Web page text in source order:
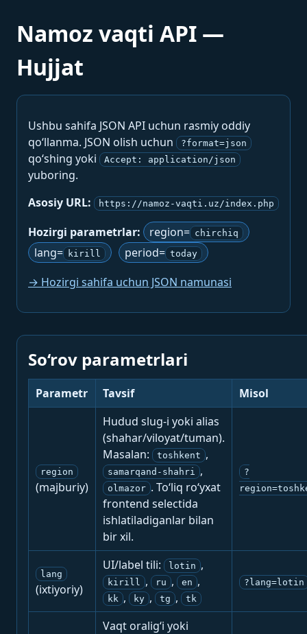
Namoz vaqti API —
Hujjat
Ushbu sahifa JSON API uchun rasmiy oddiy
qo‘llanma. JSON olish uchun
?format=json
qo‘shing yoki Accept: application/json
yuboring.
Asosiy URL:
https://namoz-vaqti.uz/index.php
Hozirgi parametrlar: region= chirchiq
lang= kirill period= today
→ Hozirgi sahifa uchun JSON namunasi
So‘rov parametrlari
Parametr Tavsif Misol
region
(majburiy)
Hudud slug-i yoki alias
(shahar/viloyat/tuman).
Masalan:
toshkent ,
samarqand-shahri ,
olmazor . To‘liq ro‘yxat
frontend selectida
ishlatiladiganlar bilan
bir xil.
?
lang
(ixtiyoriy)
UI/label tili: lotin ,
kirill , ru , en ,
kk , ky , tg , tk
?lang=lotin
Vaqt oralig‘i yoki